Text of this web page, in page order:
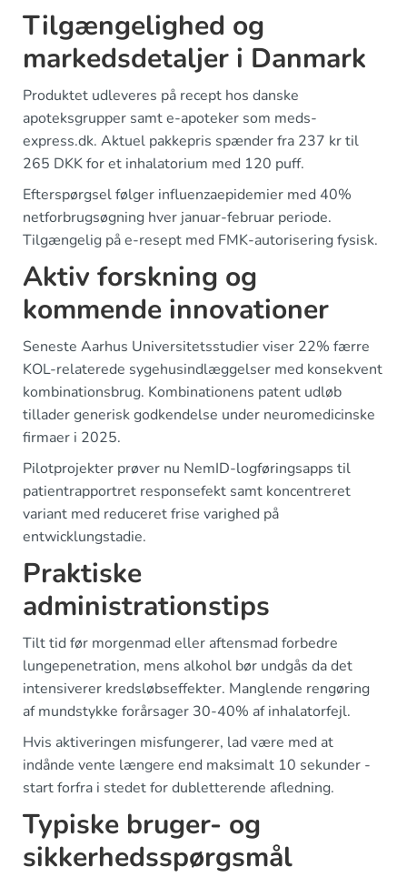
Tilgængelighed og
markedsdetaljer i Danmark
Produktet udleveres på recept hos danske
apoteksgrupper samt e-apoteker som meds-
express.dk. Aktuel pakkepris spænder fra 237 kr til
265 DKK for et inhalatorium med 120 puff.
Efterspørgsel følger influenzaepidemier med 40%
netforbrugsøgning hver januar-februar periode.
Tilgængelig på e-resept med FMK-autorisering fysisk.
Aktiv forskning og
kommende innovationer
Seneste Aarhus Universitetsstudier viser 22% færre
KOL-relaterede sygehusindlæggelser med konsekvent
kombinationsbrug. Kombinationens patent udløb
tillader generisk godkendelse under neuromedicinske
firmaer i 2025.
Pilotprojekter prøver nu NemID-logføringsapps til
patientrapportret responsefekt samt koncentreret
variant med reduceret frise varighed på
entwicklungstadie.
Praktiske
administrationstips
Tilt tid før morgenmad eller aftensmad forbedre
lungepenetration, mens alkohol bør undgås da det
intensiverer kredsløbseffekter. Manglende rengøring
af mundstykke forårsager 30-40% af inhalatorfejl.
Hvis aktiveringen misfungerer, lad være med at
indånde vente længere end maksimalt 10 sekunder -
start forfra i stedet for dubletterende afledning.
Typiske bruger- og
sikkerhedsspørgsmål